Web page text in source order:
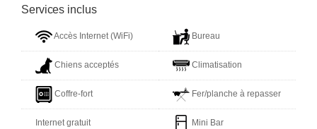
Services inclus
Accès Internet (WiFi) Bureau
Chiens acceptés Climatisation
Coffre-fort Fer/planche à repasser
Internet gratuit Mini Bar